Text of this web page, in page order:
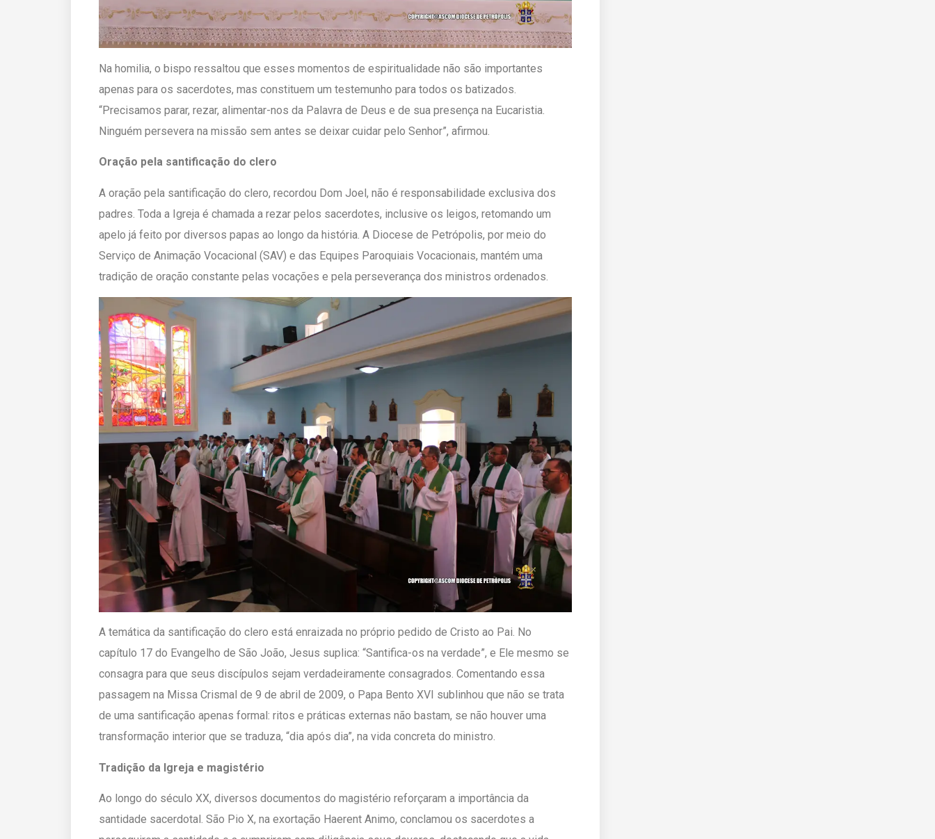
Na homilia, o bispo ressaltou que esses momentos de espiritualidade não são importantes
apenas para os sacerdotes, mas constituem um testemunho para todos os batizados.
“Precisamos parar, rezar, alimentar-nos da Palavra de Deus e de sua presença na Eucaristia.
Ninguém persevera na missão sem antes se deixar cuidar pelo Senhor”, afirmou.
Oração pela santificação do clero
A oração pela santificação do clero, recordou Dom Joel, não é responsabilidade exclusiva dos
padres. Toda a Igreja é chamada a rezar pelos sacerdotes, inclusive os leigos, retomando um
apelo já feito por diversos papas ao longo da história. A Diocese de Petrópolis, por meio do
Serviço de Animação Vocacional (SAV) e das Equipes Paroquiais Vocacionais, mantém uma
tradição de oração constante pelas vocações e pela perseverança dos ministros ordenados.
A temática da santificação do clero está enraizada no próprio pedido de Cristo ao Pai. No
capítulo 17 do Evangelho de São João, Jesus suplica: “Santifica-os na verdade”, e Ele mesmo se
consagra para que seus discípulos sejam verdadeiramente consagrados. Comentando essa
passagem na Missa Crismal de 9 de abril de 2009, o Papa Bento XVI sublinhou que não se trata
de uma santificação apenas formal: ritos e práticas externas não bastam, se não houver uma
transformação interior que se traduza, “dia após dia”, na vida concreta do ministro.
Tradição da Igreja e magistério
Ao longo do século XX, diversos documentos do magistério reforçaram a importância da
santidade sacerdotal. São Pio X, na exortação Haerent Animo, conclamou os sacerdotes a